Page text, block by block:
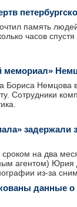
память
часов
мемориал»
Бориса Немцова
Сотрудники
задержали
на два
агентом)
из-за
данные о